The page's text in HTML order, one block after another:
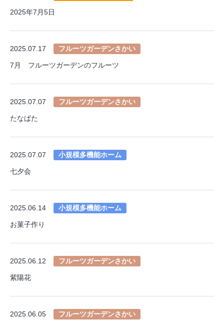
2025年7月5日
2025.07.17 フルーツガーデンさかい
7月 フルーツガーデンのフルーツ
2025.07.07 フルーツガーデンさかい
たなばた
2025.07.07 小規模多機能ホーム
七夕会
2025.06.14 小規模多機能ホーム
お菓子作り
2025.06.12 フルーツガーデンさかい
紫陽花
2025.06.05 フルーツガーデンさかい